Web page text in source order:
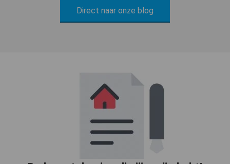
Direct naar onze blog